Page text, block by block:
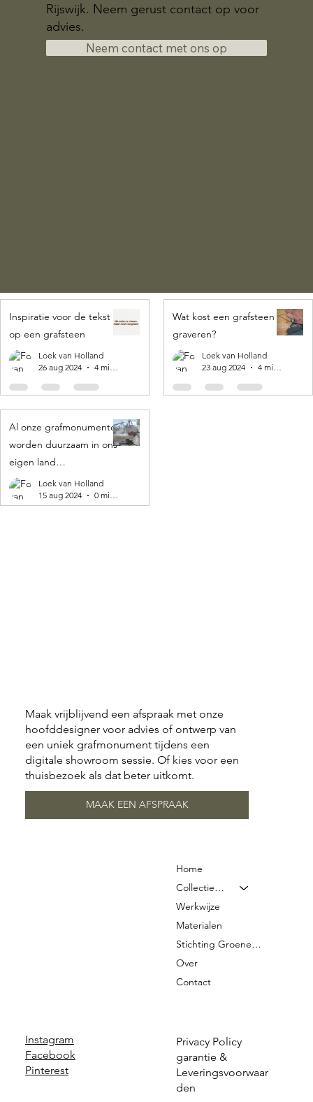
Rijswijk. Neem gerust contact op voor
advies.
Neem contact met ons op
Inspiratie voor de tekst
op een grafsteen
Loek van Holland
26 aug 2024
4 minuten om te lezen
Wat kost een grafsteen
graveren?
Loek van Holland
23 aug 2024
4 minuten om te lezen
Al onze grafmonumenten
worden duurzaam in ons
eigen land
geproduceerd! 🌍
Loek van Holland
15 aug 2024
0 minuten om te lezen
Instagram
Facebook
Pinterest
Privacy Policy
garantie &
Leveringsvoorwaar
den
Home
Collectie & Prijzen
Werkwijze
Materialen
Stichting Groene Graven
Over
Contact
Maak vrijblijvend een afspraak met onze
hoofddesigner voor advies of ontwerp van
een uniek grafmonument tijdens een
digitale showroom sessie. Of kies voor een
thuisbezoek als dat beter uitkomt.
MAAK EEN AFSPRAAK